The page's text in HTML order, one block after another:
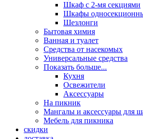
Шкаф с 2-мя секциями
Шкафы
Шезлонги
Бытовая химия
Ванная и туалет
Средства от насекомых
Универсальные средства
Показать больше...
Кухня
Освежители
Аксессуары
На пикник
Мангалы и аксессуары для
Мебель для пикника
скидки